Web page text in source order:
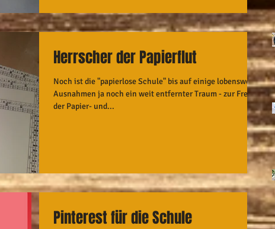
Herrscher der Papierflut
Noch ist die "papierlose Schule" bis auf einige lobenswerte
Ausnahmen ja noch ein weit entfernter Traum - zur Freude
der Papier- und...
Pinterest für die Schule